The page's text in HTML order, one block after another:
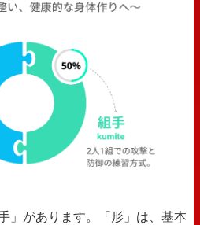
」があります。「形」は、基本